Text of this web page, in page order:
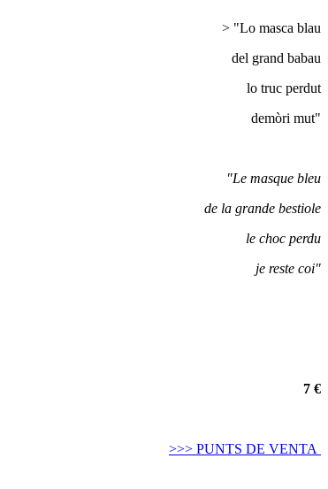
> "Lo masca blau
del grand babau
lo truc perdut
demòri mut"
"Le masque bleu
de la grande bestiole
le choc perdu
je reste coi"
7 €
>>> PUNTS DE VENTA